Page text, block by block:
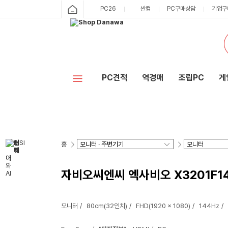
PC26 싼컴 PC구매상담 기업
PC견적 역경매 조립PC 게
홈
자비오씨엔씨 엑사비오
모니터 80cm(32인치) FHD(1920 x 1080) 144Hz